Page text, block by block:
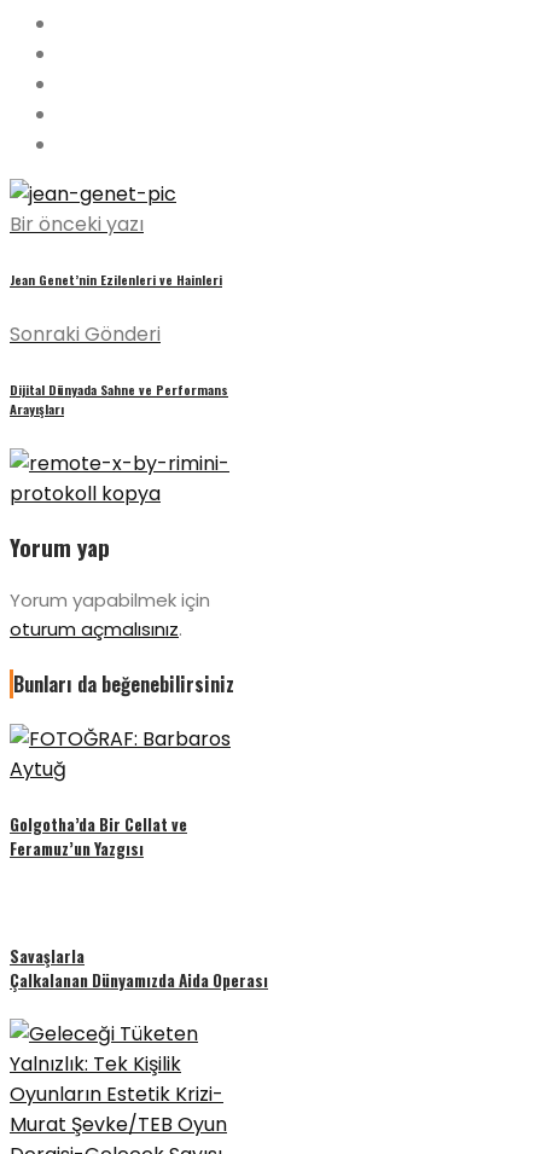
Bir önceki yazı
Jean Genet’nin Ezilenleri ve Hainleri
Sonraki Gönderi
Dijital Dünyada Sahne ve Performans
Arayışları
Yorum yap
Yorum yapabilmek için
oturum açmalısınız.
Bunları da beğenebilirsiniz
Golgotha’da Bir Cellat ve
Feramuz’un Yazgısı
Savaşlarla
Çalkalanan Dünyamızda Aida Operası